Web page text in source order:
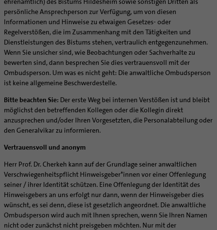
Notfall
Schule
Gefängnisseelsorge
Segensorte
Aufbrüche in der Kirche
Ehrenamtliche
KirchenZeitung online
Verwaltungsbeauftragte / Verwaltungsleitungen in
Pfarrgemeinden
persönliche Ansprechperson zur Verfügung, um von diesen
Informationen und Hinweise zu etwaigen Gesetzes- oder
Regelverstößen, die im Zusammenhang mit den Tätigkeiten und
Dienstleistungen des Bistums stehen, vertraulich entgegenzunehmen.
Wenn Sie unsicher sind, wie Beobachtungen oder Sachverhalte zu
bewerten sind, dann besprechen Sie dies vertrauensvoll mit der
Ombudsperson. Um was es nicht geht: Die anwaltliche Ombudsperson
ist keine allgemeine Beschwerdestelle.
Bitte beachten Sie: Der erste Weg bei internen Verstößen ist und bleibt
möglichst den betreffenden Kollegen oder die Kollegin direkt
anzusprechen und/oder Ihren Vorgesetzten, die Personalabteilung oder
den Generalvikar zu informieren.
Vertrauensvoll und anonym
Herr Prof. Dr. Cherkeh kann auf der Grundlage seiner anwaltlichen
Verschwiegenheitspflicht Hinweisgeber*innen vor einer Offenlegung
seiner / ihrer Identität schützen. Eine Offenlegung der Identität des
Hinweisgebers an uns erfolgt nur dann, wenn der Hinweisgeber dies
wünscht, es sei denn, diese ist gesetzlich angeordnet. Die anwaltliche
Ombudsperson wird auch mit Ihnen sprechen, wenn Sie Ihren Namen
nicht oder zunächst nicht preisgeben möchten. Nur mit der